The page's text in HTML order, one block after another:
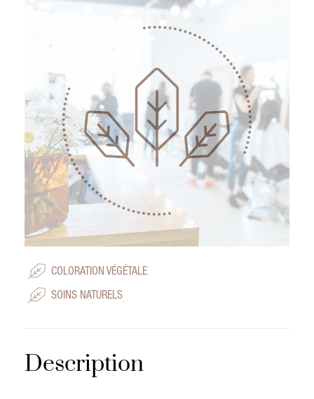
COLORATION VÉGÉTALE
SOINS NATURELS
Description